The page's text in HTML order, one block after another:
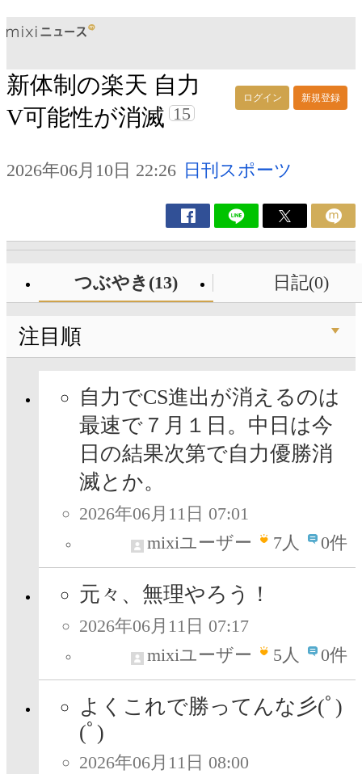
ログイン 新規登録
新体制の楽天 自力
V可能性が消滅 15
2026年06月10日 22:26 日刊スポーツ
つぶやき(13) 日記(0)
注目順
自力でCS進出が消えるのは
最速で７月１日。中日は今
日の結果次第で自力優勝消
滅とか。
2026年06月11日 07:01
mixiユーザー
7人 0件
元々、無理やろう！
2026年06月11日 07:17
mixiユーザー
5人 0件
よくこれで勝ってんな彡(ﾟ)
(ﾟ)
2026年06月11日 08:00